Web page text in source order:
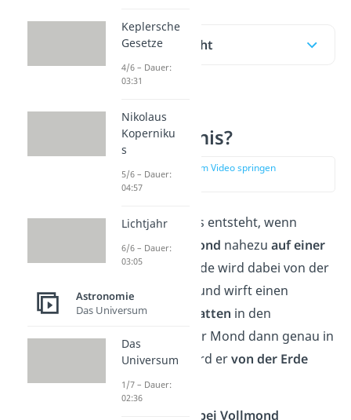
Inhaltsübersicht
Was ist eine
Mondfinsternis?
zur Stelle im Video springen
(00:15)
Eine Mondfinsternis entsteht, wenn
Sonne, Erde und Mond nahezu auf einer
Linie
stehen. Die Erde wird dabei von der
Sonne angestrahlt und wirft einen
kegelförmigen Schatten in den
Weltraum. Gerät der Mond dann genau in
diesen Schatten, wird ervon der Erde
abgedunkelt.
bei Vollmond
Keplersche
Gesetze
4/6 – Dauer:
03:31
Nikolaus
Koperniku
s
5/6 – Dauer:
04:57
Lichtjahr
6/6 – Dauer:
03:05
Astronomie
Das Universum
Das
Universum
1/7 – Dauer:
02:36